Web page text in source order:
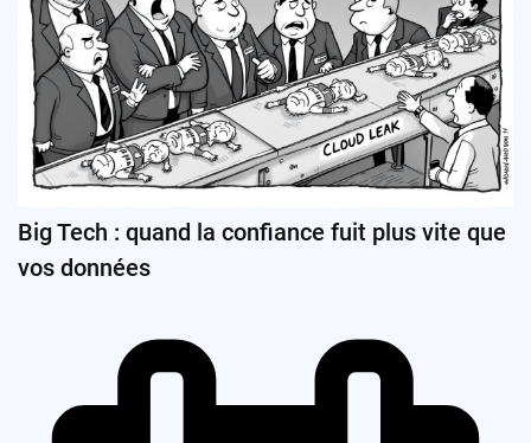
Big Tech : quand la confiance fuit plus vite que
vos données